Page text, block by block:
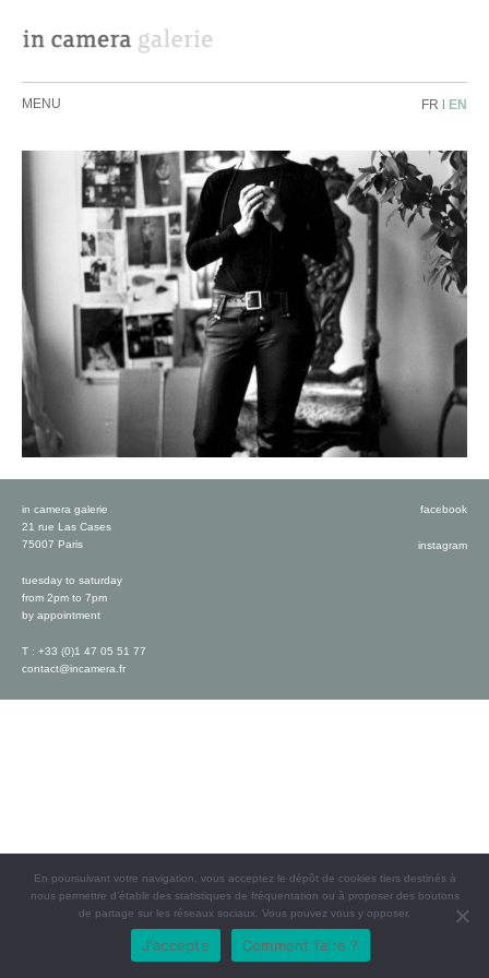
MENU FR | EN
in camera galerie
21 rue Las Cases
75007 Paris
tuesday to saturday
from 2pm to 7pm
by appointment
T : +33 (0)1 47 05 51 77
contact@incamera.fr
facebook
instagram
En poursuivant votre navigation, vous acceptez le dépôt de cookies tiers destinés à
nous permettre d’établir des statistiques de fréquentation ou à proposer des boutons
de partage sur les réseaux sociaux. Vous pouvez vous y opposer.
J'accepte Comment faire ?